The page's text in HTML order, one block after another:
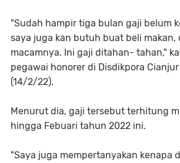
"Sudah hampir tiga bulan gaji belum
saya juga kan butuh buat beli makan,
macamnya. Ini gaji ditahan- tahan,"
pegawai honorer di Disdikpora
(14/2/22).
Menurut dia, gaji tersebut terhitung
hingga Febuari tahun 2022 ini.
"Saya juga mempertanyakan kenapa